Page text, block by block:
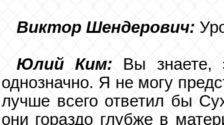
Виктор Шендерович:
Юлий Ким: Вы знаете,
однозначно. Я не могу
лучше всего ответил бы
они гораздо глубже в